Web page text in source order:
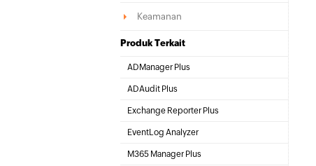
Keamanan
Produk Terkait
ADManager Plus
Active Directory Management & Reporting
ADAudit Plus
Real-time Active Directory Auditing and UBA
Exchange Reporter Plus
Exchange Server Auditing & Reporting
EventLog Analyzer
Real-time Log Analysis & Reporting
M365 Manager Plus